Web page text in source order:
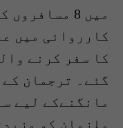
میں 8
کارروائی میں
گئے۔ ترجمان
مانگنےکے لیے
ملزمان کو